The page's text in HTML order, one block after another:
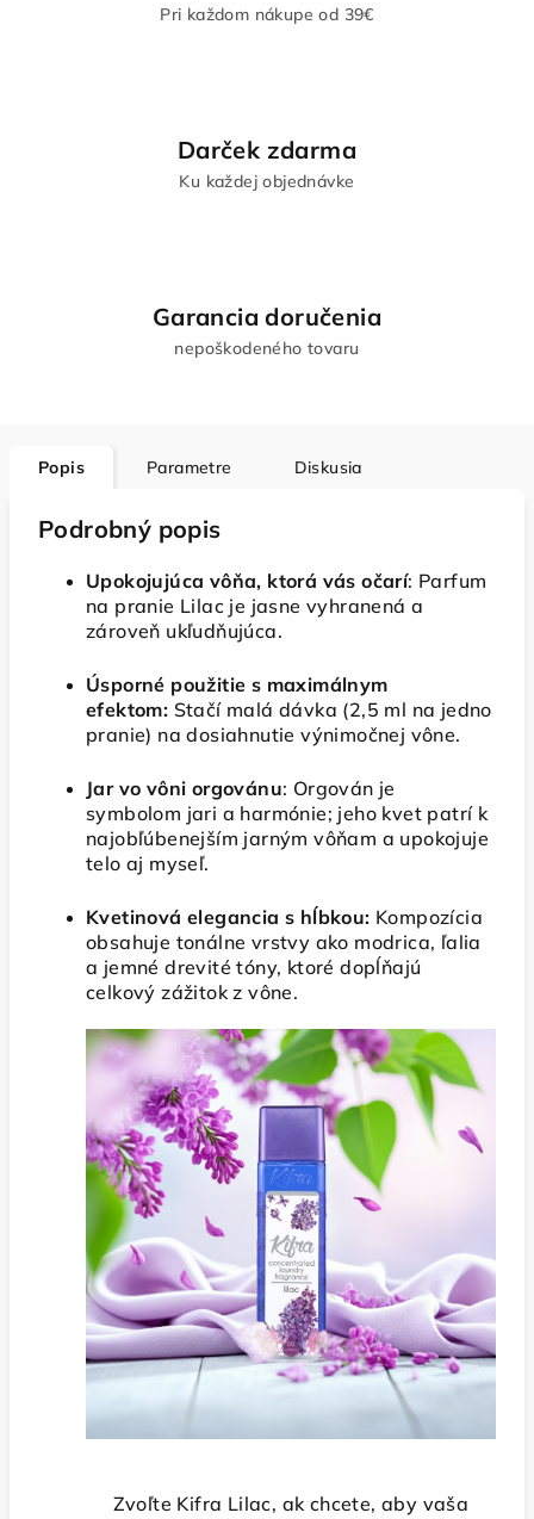
Pri každom nákupe od 39€
Darček zdarma
Ku každej objednávke
Garancia doručenia
nepoškodeného tovaru
Popis Parametre Diskusia
Podrobný popis
Upokojujúca vôňa, ktorá vás očarí: Parfum
na pranie Lilac je jasne vyhranená a
zároveň ukľudňujúca.
Úsporné použitie s maximálnym
efektom: Stačí malá dávka (2,5 ml na jedno
pranie) na dosiahnutie výnimočnej vône.
Jar vo vôni orgovánu: Orgován je
symbolom jari a harmónie; jeho kvet patrí k
najobľúbenejším jarným vôňam a upokojuje
telo aj myseľ.
Kvetinová elegancia s hĺbkou: Kompozícia
obsahuje tonálne vrstvy ako modrica, ľalia
a jemné drevité tóny, ktoré dopĺňajú
celkový zážitok z vône.
Zvoľte Kifra Lilac, ak chcete, aby vaša